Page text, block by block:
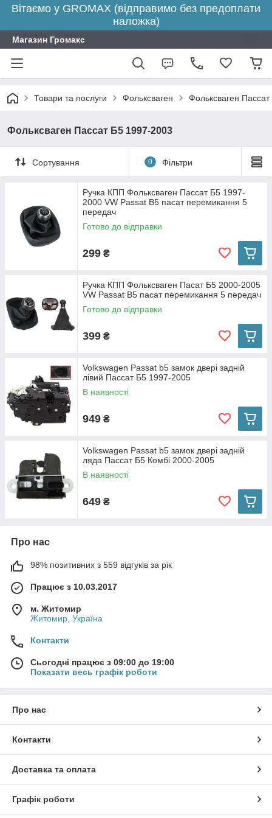
Вітаємо у GROMAX (відправимо без предоплати
наложка)
Магазин Громакс
Товари та послуги Фольксваген Фольксваген
Фольксваген Пассат Б5 1997-2003
Сортування 0 Фільтри
Ручка КПП Фольксваген Пассат Б5 1997-
2000 VW Passat B5 пасат перемикання 5
передач
Готово до відправки
299 ₴
Ручка КПП Фольксваген Пасат Б5 2000-2005
VW Passat B5 пасат перемикання 5 передач
Готово до відправки
399 ₴
Volkswagen Passat b5 замок двері задній
лівий Пассат Б5 1997-2005
В наявності
949 ₴
Volkswagen Passat b5 замок двері задній
ляда Пассат Б5 Комбі 2000-2005
В наявності
649 ₴
Про нас
98% позитивних з 559 відгуків за рік
Працює з 10.03.2017
м. Житомир
Житомир, Україна
Контакти
Сьогодні працює з 09:00 до 19:00
Показати весь графік роботи
Про нас
Контакти
Доставка та оплата
Графік роботи